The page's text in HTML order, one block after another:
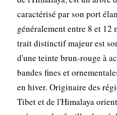
caractérisé par son port
généralement entre 8 et 12
trait distinctif majeur est
d'une teinte brun-rouge à
bandes fines et
en hiver. Originaire des
Tibet et de l'Himalaya